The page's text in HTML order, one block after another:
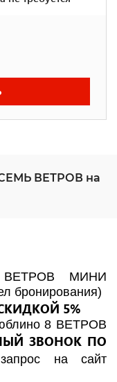
ВЕТРОВ на
ВЕТРОВ МИНИ
бронирования)
5%
8 ВЕТРОВ
ЗВОНОК ПО
на сайт